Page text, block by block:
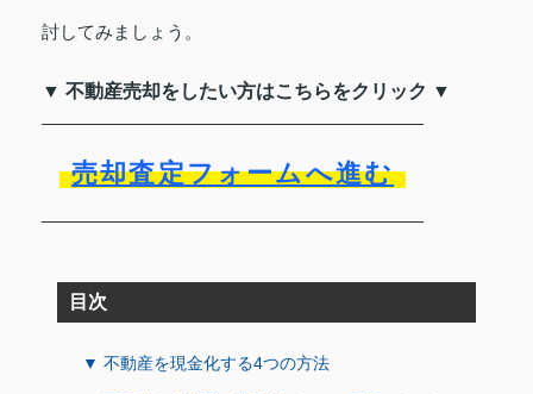
討してみましょう。
▼ 不動産売却をしたい方はこちらをクリック ▼
売却査定フォームへ進む
目次
▼ 不動産を現金化する4つの方法